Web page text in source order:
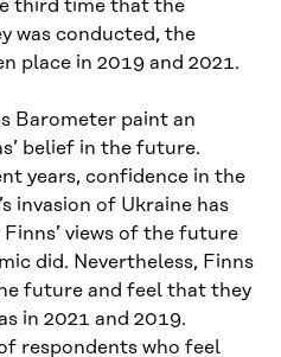
third time that the
was conducted, the
place in 2019 and 2021.
Barometer paint an
belief in the future.
years, confidence in the
invasion of Ukraine has
views of the future
did. Nevertheless, Finns
future and feel that they
in 2021 and 2019.
respondents who feel